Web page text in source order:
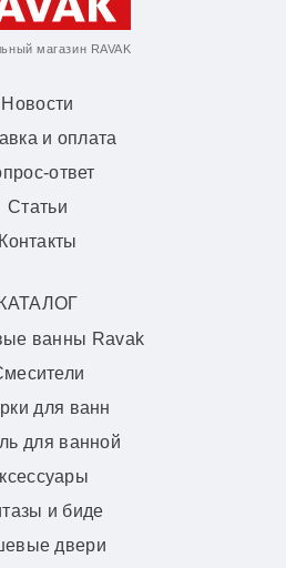
магазин RAVAK
Новости
и оплата
ответ
Статьи
Контакты
КАТАЛОГ
ванны Ravak
для ванн
для ванной
и биде
двери